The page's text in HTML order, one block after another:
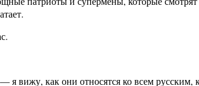
я вижу, как они относятся ко всем